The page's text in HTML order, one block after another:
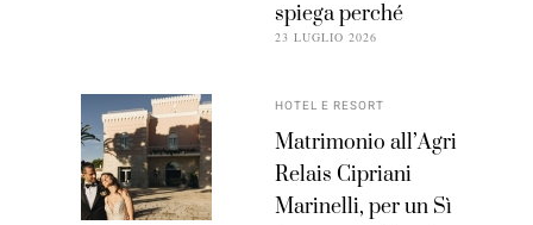
spiega perché
23 LUGLIO 2026
HOTEL E RESORT
Matrimonio all’Agri
Relais Cipriani
Marinelli, per un Sì